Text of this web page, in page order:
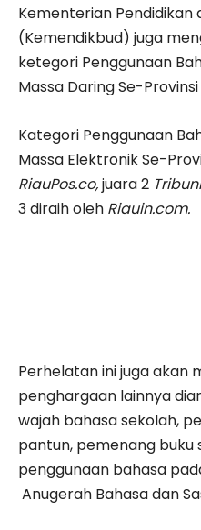
Kementerian Pendidikan
(Kemendikbud) juga
ketegori Penggunaan
Massa Daring Se-Provinsi
Kategori Penggunaan
Massa Elektronik Se-
RiauPos.co,juara 2
3 diraih oleh Riauin.com.
Perhelatan ini juga akan
penghargaan lainnya
wajah bahasa sekolah,
pantun, pemenang buku
penggunaan bahasa
Anugerah Bahasa dan